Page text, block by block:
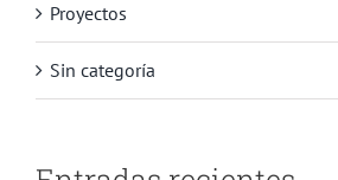
Proyectos
Sin categoría